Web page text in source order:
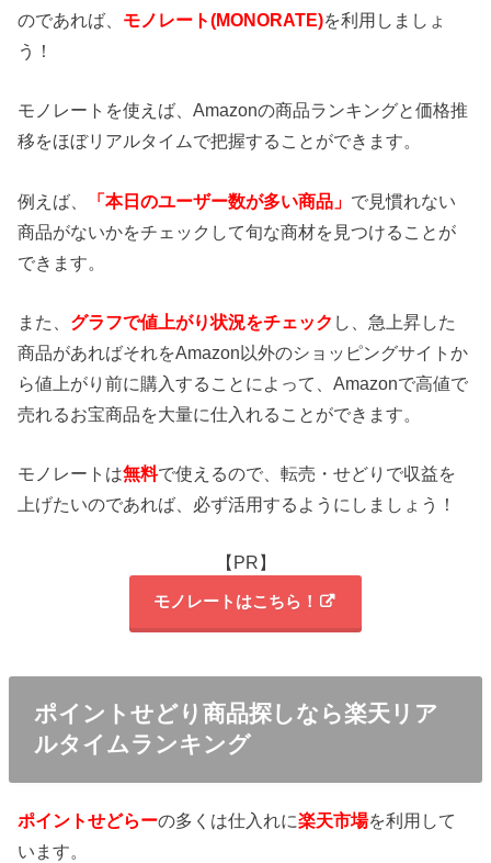
のであれば、 モノレート(MONORATE)を利用しましょ
う！
モノレートを使えば、Amazonの商品ランキングと価格推
移をほぼリアルタイムで把握することができます。
例えば、 「本日のユーザー数が多い商品」 で見慣れない
商品がないかをチェックして旬な商材を見つけることが
できます。
また、 グラフで値上がり状況をチェック し、急上昇した
商品があればそれをAmazon以外のショッピングサイトか
ら値上がり前に購入することによって、Amazonで高値で
売れるお宝商品を大量に仕入れることができます。
モノレートは無料で使えるので、転売・せどりで収益を
上げたいのであれば、必ず活用するようにしましょう！
【PR】
モノレートはこちら！
ポイントせどり商品探しなら楽天リア
ルタイムランキング
ポイントせどらーの多くは仕入れに楽天市場を利用して
います。